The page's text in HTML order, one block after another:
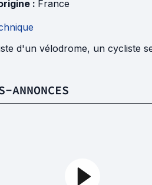
: France
d'un vélodrome, un cycliste
ANNONCES